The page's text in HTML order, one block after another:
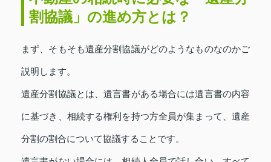
割協議」の進め方とは？
まず、そもそも遺産分割協議がどのようなものなのかご
説明します。
遺産分割協議とは、遺言書がある場合には遺言書の内容
に基づき、相続する権利を持つ方全員が集まって、遺産
分割の割合について協議することです。